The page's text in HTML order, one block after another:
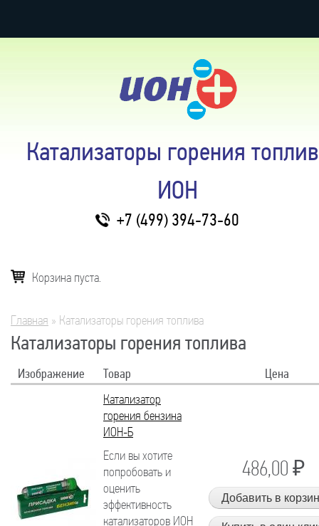
Катализаторы горения
ИОН
+7 (499) 394-73-60
Корзина пуста.
Вы здесь
Главная » Катализаторы горения топлива
Катализаторы горения топлива
Изображение Товар
Цена
Катализатор
горения бензина
ИОН-Б
Если вы хотите
попробовать и
оценить
эффективность
катализаторов ИОН
486,00 ₽